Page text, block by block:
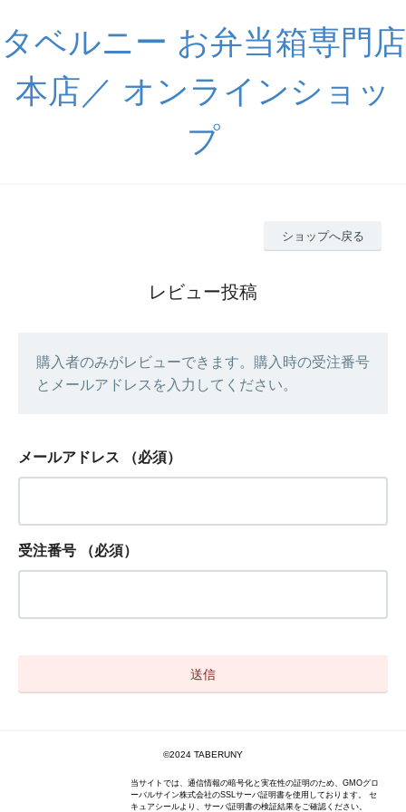
タベルニー お弁当箱専門店
本店／ オンラインショッ
プ
ショップへ戻る
レビュー投稿
購入者のみがレビューできます。購入時の受注番号
とメールアドレスを入力してください。
メールアドレス （必須）
受注番号 （必須）
©2024 TABERUNY
当サイトでは、通信情報の暗号化と実在性の証明のため、GMOグロ
ーバルサイン株式会社のSSLサーバ証明書を使用しております。 セ
キュアシールより、サーバ証明書の検証結果をご確認ください。